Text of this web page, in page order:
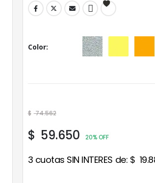
Color Aluminio Amarillo
$ 74.562
$ 59.650 20% OFF
3 cuotas SIN INTERES de: $